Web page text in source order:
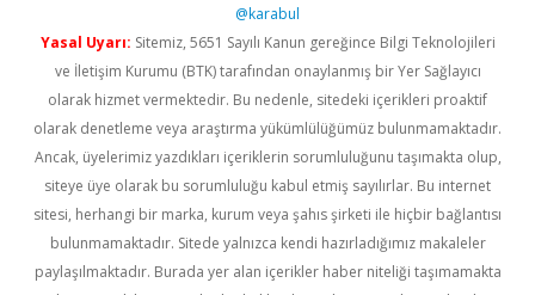
@karabul
Yasal Uyarı: Sitemiz, 5651 Sayılı Kanun gereğince Bilgi Teknolojileri
ve İletişim Kurumu (BTK) tarafından onaylanmış bir Yer Sağlayıcı
olarak hizmet vermektedir. Bu nedenle, sitedeki içerikleri proaktif
olarak denetleme veya araştırma yükümlülüğümüz bulunmamaktadır.
Ancak, üyelerimiz yazdıkları içeriklerin sorumluluğunu taşımakta olup,
siteye üye olarak bu sorumluluğu kabul etmiş sayılırlar. Bu internet
sitesi, herhangi bir marka, kurum veya şahıs şirketi ile hiçbir bağlantısı
bulunmamaktadır. Sitede yalnızca kendi hazırladığımız makaleler
paylaşılmaktadır. Burada yer alan içerikler haber niteliği taşımamakta